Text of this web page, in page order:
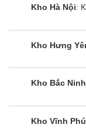
chọn. Bên cạnh
hàng.
Bosch
Kho Hà Nội:
Kho Hưng
Kho Bắc Ninh
Kho Vĩnh